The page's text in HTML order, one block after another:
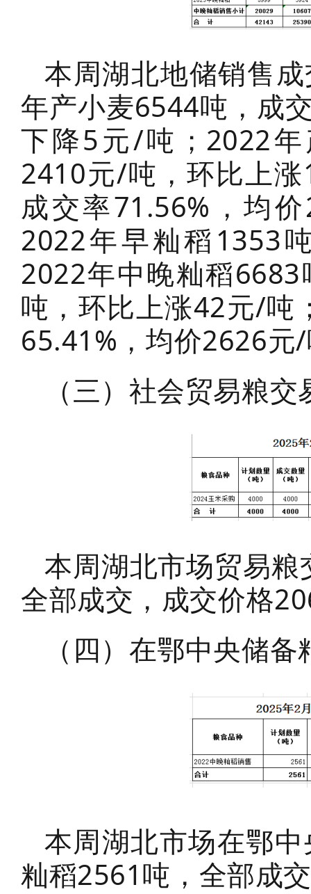
本周湖北地储销售
年产小麦6544吨，成
下降5元/吨；2022
2410元/吨，环比上
成交率71.56%，均
2022年早籼稻1353
2022年中晚籼稻
吨，环比上涨42元/吨
65.41%，均价2626
（三）社会贸易粮交
本周湖北市场贸易
全部成交，成交价格
（四）在鄂中央储备
本周湖北市场在鄂
籼稻2561吨，全部成